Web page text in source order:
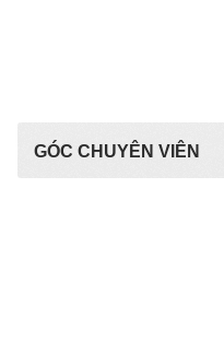
GÓC CHUYÊN VIÊN